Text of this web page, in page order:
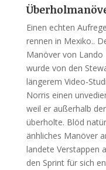
Einen echten
rennen in Mexiko..
Manöver von Lando
wurde von den
längerem Video-
Norris einen
weil er außerhalb
überholte. Blöd
änhliches Manöver
landete Verstappen
den Sprint für sich